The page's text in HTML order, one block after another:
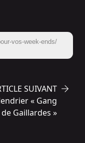
vos-week-ends/
SUIVANT
« Gang
de Gaillardes »